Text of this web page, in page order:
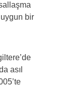
bir
asıl